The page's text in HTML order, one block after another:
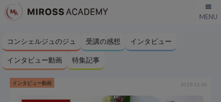
コンシェルジュのジュ 受講の感想 インタビュー
インタビュー動画 特集記事
インタビュー動画 2019-12-26